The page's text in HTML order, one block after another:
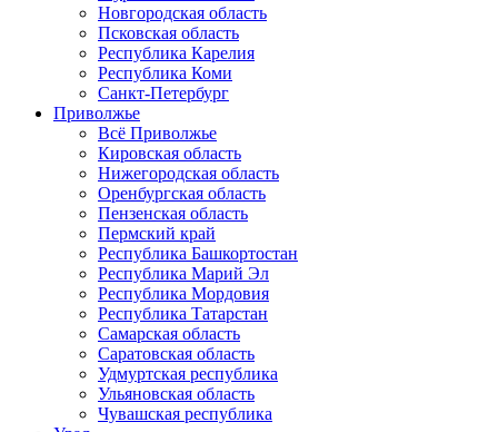
Новгородская область
Псковская область
Республика Карелия
Республика Коми
Санкт-Петербург
Приволжье
Всё Приволжье
Кировская область
Нижегородская область
Оренбургская область
Пензенская область
Пермский край
Республика Башкортостан
Республика Марий Эл
Республика Мордовия
Республика Татарстан
Самарская область
Саратовская область
Удмуртская республика
Ульяновская область
Чувашская республика